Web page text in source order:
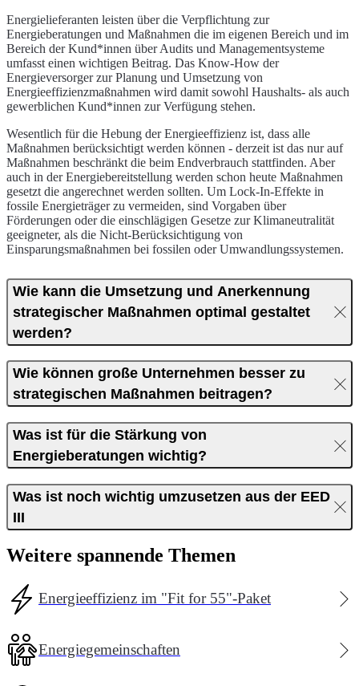
Energielieferanten leisten über die Verpflichtung zur
Energieberatungen und Maßnahmen die im eigenen Bereich und im
Bereich der Kund*innen über Audits und Managementsysteme
umfasst einen wichtigen Beitrag. Das Know-How der
Energieversorger zur Planung und Umsetzung von
Energieeffizienzmaßnahmen wird damit sowohl Haushalts- als auch
gewerblichen Kund*innen zur Verfügung stehen.
Wesentlich für die Hebung der Energieeffizienz ist, dass alle
Maßnahmen berücksichtigt werden können - derzeit ist das nur auf
Maßnahmen beschränkt die beim Endverbrauch stattfinden. Aber
auch in der Energiebereitstellung werden schon heute Maßnahmen
gesetzt die angerechnet werden sollten. Um Lock-In-Effekte in
fossile Energieträger zu vermeiden, sind Vorgaben über
Förderungen oder die einschlägigen Gesetze zur Klimaneutralität
geeigneter, als die Nicht-Berücksichtigung von
Einsparungsmaßnahmen bei fossilen oder Umwandlungssystemen.
Wie kann die Umsetzung und Anerkennung
strategischer Maßnahmen optimal gestaltet
werden?
Wie können große Unternehmen besser zu
strategischen Maßnahmen beitragen?
Was ist für die Stärkung von
Energieberatungen wichtig?
Was ist noch wichtig umzusetzen aus der EED
III
Weitere spannende Themen
Energieeffizienz im "Fit for 55"-Paket
Energiegemeinschaften